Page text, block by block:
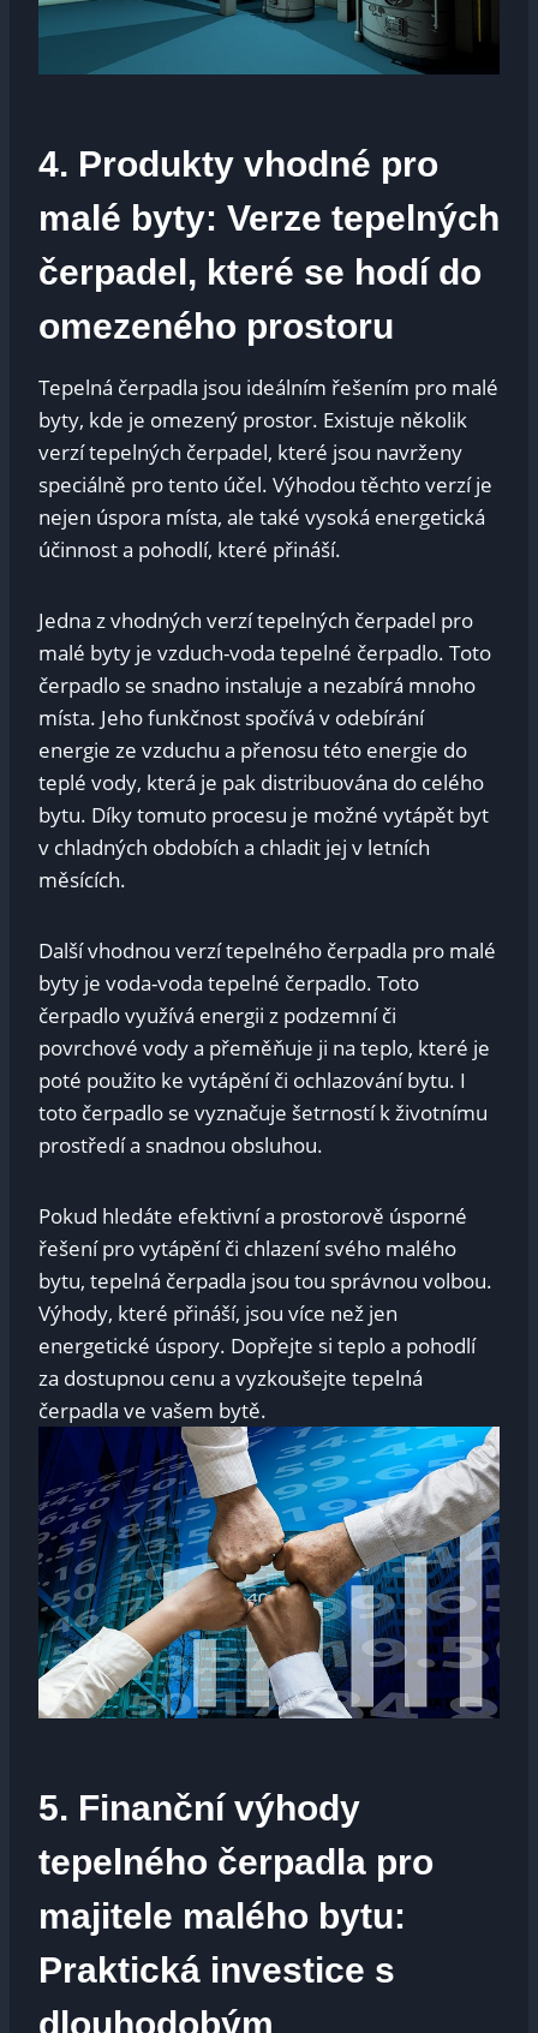
4. Produkty vhodné pro
malé byty: Verze tepelných
čerpadel, které se hodí do
omezeného prostoru
Tepelná čerpadla jsou ideálním řešením pro malé
byty, kde je omezený prostor. Existuje několik
verzí tepelných čerpadel, které jsou navrženy
speciálně pro tento účel. Výhodou těchto verzí je
nejen úspora místa, ale také vysoká energetická
účinnost a pohodlí, které přináší.
Jedna z vhodných verzí tepelných čerpadel pro
malé byty je vzduch-voda tepelné čerpadlo. Toto
čerpadlo se snadno instaluje a nezabírá mnoho
místa. Jeho funkčnost spočívá v odebírání
energie ze vzduchu a přenosu této energie do
teplé vody, která je pak distribuována do celého
bytu. Díky tomuto procesu je možné vytápět byt
v chladných obdobích a chladit jej v letních
měsících.
Další vhodnou verzí tepelného čerpadla pro malé
byty je voda-voda tepelné čerpadlo. Toto
čerpadlo využívá energii z podzemní či
povrchové vody a přeměňuje ji na teplo, které je
poté použito ke vytápění či ochlazování bytu. I
toto čerpadlo se vyznačuje šetrností k životnímu
prostředí a snadnou obsluhou.
Pokud hledáte efektivní a prostorově úsporné
řešení pro vytápění či chlazení svého malého
bytu, tepelná čerpadla jsou tou správnou volbou.
Výhody, které přináší, jsou více než jen
energetické úspory. Dopřejte si teplo a pohodlí
za dostupnou cenu a vyzkoušejte tepelná
čerpadla ve vašem bytě.
5. Finanční výhody
tepelného čerpadla pro
majitele malého bytu:
Praktická investice s
dlouhodobým